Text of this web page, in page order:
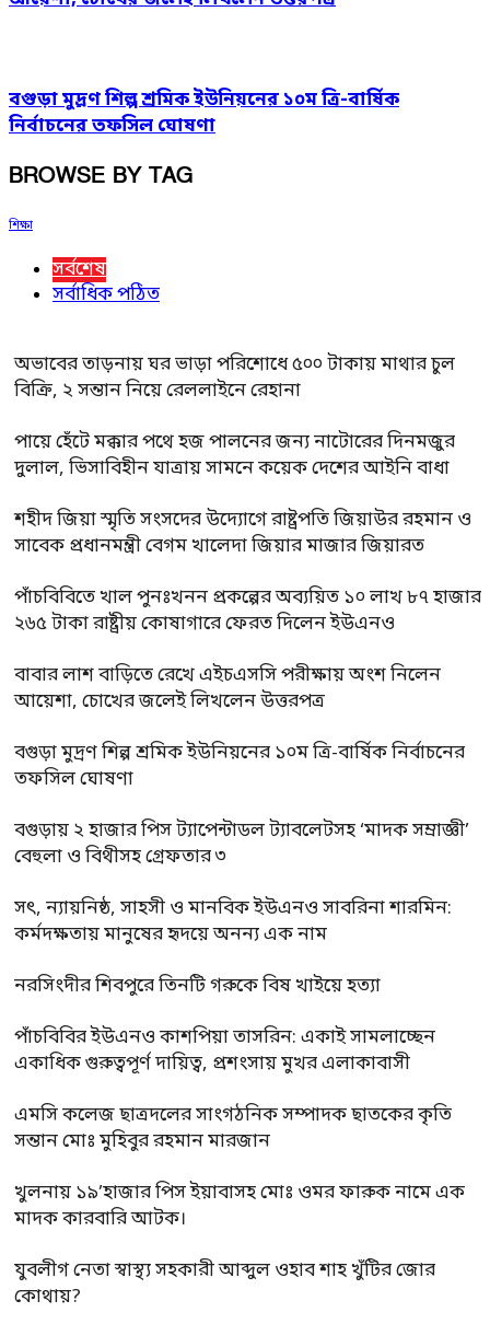
বগুড়া মুদ্রণ শিল্প শ্রমিক ইউনিয়নের ১০ম ত্রি-বার্ষিক
নির্বাচনের তফসিল ঘোষণা
BROWSE BY TAG
শিক্ষা
সর্বশেষ
সর্বাধিক পঠিত
অভাবের তাড়নায় ঘর ভাড়া পরিশোধে ৫০০ টাকায় মাথার চুল
বিক্রি, ২ সন্তান নিয়ে রেললাইনে রেহানা
পায়ে হেঁটে মক্কার পথে হজ পালনের জন্য নাটোরের দিনমজুর
দুলাল, ভিসাবিহীন যাত্রায় সামনে কয়েক দেশের আইনি বাধা
শহীদ জিয়া স্মৃতি সংসদের উদ্যোগে রাষ্ট্রপতি জিয়াউর রহমান ও
সাবেক প্রধানমন্ত্রী বেগম খালেদা জিয়ার মাজার জিয়ারত
পাঁচবিবিতে খাল পুনঃখনন প্রকল্পের অব্যয়িত ১০ লাখ ৮৭ হাজার
২৬৫ টাকা রাষ্ট্রীয় কোষাগারে ফেরত দিলেন ইউএনও
বাবার লাশ বাড়িতে রেখে এইচএসসি পরীক্ষায় অংশ নিলেন
আয়েশা, চোখের জলেই লিখলেন উত্তরপত্র
বগুড়া মুদ্রণ শিল্প শ্রমিক ইউনিয়নের ১০ম ত্রি-বার্ষিক নির্বাচনের
তফসিল ঘোষণা
বগুড়ায় ২ হাজার পিস ট্যাপেন্টাডল ট্যাবলেটসহ ‘মাদক সম্রাজ্ঞী’
বেহুলা ও বিথীসহ গ্রেফতার ৩
সৎ, ন্যায়নিষ্ঠ, সাহসী ও মানবিক ইউএনও সাবরিনা শারমিন:
কর্মদক্ষতায় মানুষের হৃদয়ে অনন্য এক নাম
নরসিংদীর শিবপুরে তিনটি গরুকে বিষ খাইয়ে হত্যা
পাঁচবিবির ইউএনও কাশপিয়া তাসরিন: একাই সামলাচ্ছেন
একাধিক গুরুত্বপূর্ণ দায়িত্ব, প্রশংসায় মুখর এলাকাবাসী
এমসি কলেজ ছাত্রদলের সাংগঠনিক সম্পাদক ছাতকের কৃতি
সন্তান মোঃ মুহিবুর রহমান মারজান
খুলনায় ১৯’হাজার পিস ইয়াবাসহ মোঃ ওমর ফারুক নামে এক
মাদক কারবারি আটক।
যুবলীগ নেতা স্বাস্থ্য সহকারী আব্দুল ওহাব শাহ খুঁটির জোর
কোথায়?